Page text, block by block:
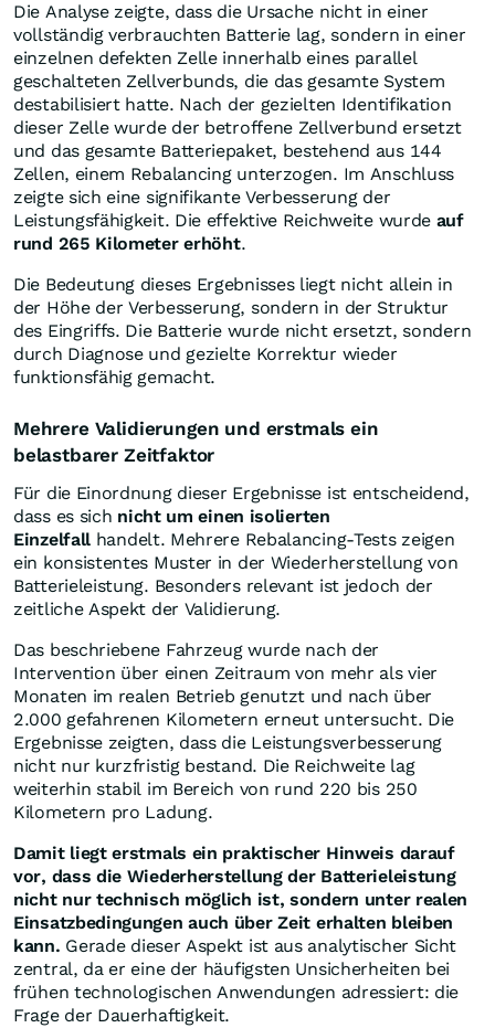
Die Analyse zeigte, dass die Ursache nicht in einer
vollständig verbrauchten Batterie lag, sondern in einer
einzelnen defekten Zelle innerhalb eines parallel
geschalteten Zellverbunds, die das gesamte System
destabilisiert hatte. Nach der gezielten Identifikation
dieser Zelle wurde der betroffene Zellverbund ersetzt
und das gesamte Batteriepaket, bestehend aus 144
Zellen, einem Rebalancing unterzogen. Im Anschluss
zeigte sich eine signifikante Verbesserung der
Leistungsfähigkeit. Die effektive Reichweite wurde auf
rund 265 Kilometer erhöht.
Die Bedeutung dieses Ergebnisses liegt nicht allein in
der Höhe der Verbesserung, sondern in der Struktur
des Eingriffs. Die Batterie wurde nicht ersetzt, sondern
durch Diagnose und gezielte Korrektur wieder
funktionsfähig gemacht.
Mehrere Validierungen und erstmals ein
belastbarer Zeitfaktor
Für die Einordnung dieser Ergebnisse ist entscheidend,
dass es sich nicht um einen isolierten
Einzelfall handelt. Mehrere Rebalancing-Tests zeigen
ein konsistentes Muster in der Wiederherstellung von
Batterieleistung. Besonders relevant ist jedoch der
zeitliche Aspekt der Validierung.
Das beschriebene Fahrzeug wurde nach der
Intervention über einen Zeitraum von mehr als vier
Monaten im realen Betrieb genutzt und nach über
2.000 gefahrenen Kilometern erneut untersucht. Die
Ergebnisse zeigten, dass die Leistungsverbesserung
nicht nur kurzfristig bestand. Die Reichweite lag
weiterhin stabil im Bereich von rund 220 bis 250
Kilometern pro Ladung.
Damit liegt erstmals ein praktischer Hinweis darauf
vor, dass die Wiederherstellung der Batterieleistung
nicht nur technisch möglich ist, sondern unter realen
Einsatzbedingungen auch über Zeit erhalten bleiben
kann. Gerade dieser Aspekt ist aus analytischer Sicht
zentral, da er eine der häufigsten Unsicherheiten bei
frühen technologischen Anwendungen adressiert: die
Frage der Dauerhaftigkeit.